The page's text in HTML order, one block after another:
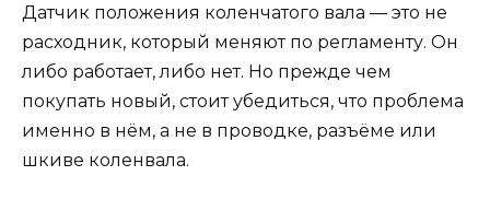
Датчик положения коленчатого вала — это не
расходник, который меняют по регламенту. Он
либо работает, либо нет. Но прежде чем
покупать новый, стоит убедиться, что проблема
именно в нём, а не в проводке, разъёме или
шкиве коленвала.